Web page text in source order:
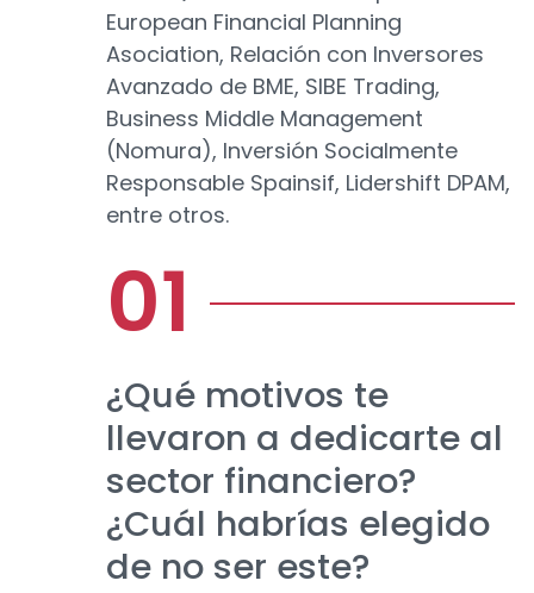
European Financial Planning
Asociation, Relación con Inversores
Avanzado de BME, SIBE Trading,
Business Middle Management
(Nomura), Inversión Socialmente
Responsable Spainsif, Lidershift DPAM,
entre otros.
¿Qué motivos te
llevaron a dedicarte al
sector financiero?
¿Cuál habrías elegido
de no ser este?